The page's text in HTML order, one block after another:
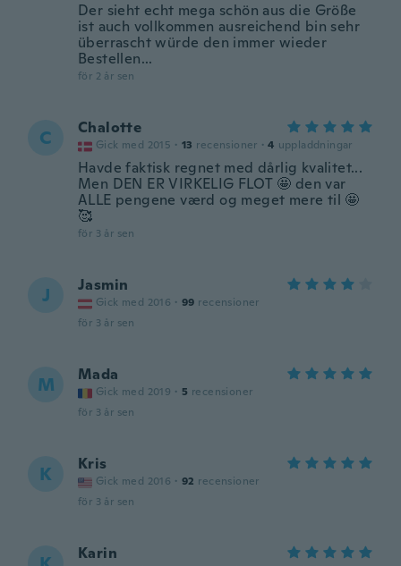
Der sieht echt mega schön aus die Größe
ist auch vollkommen ausreichend bin sehr
überrascht würde den immer wieder
Bestellen...
för 2 år sen
C Chalotte
Gick med 2015 · 13 recensioner · 4 uppladdningar
Havde faktisk regnet med dårlig kvalitet...
Men DEN ER VIRKELIG FLOT 🤩 den var
ALLE pengene værd og meget mere til 🤩
🥰
för 3 år sen
J Jasmin
Gick med 2016 · 99 recensioner
för 3 år sen
M Mada
Gick med 2019 · 5 recensioner
för 3 år sen
K Kris
Gick med 2016 · 92 recensioner
för 3 år sen
Karin